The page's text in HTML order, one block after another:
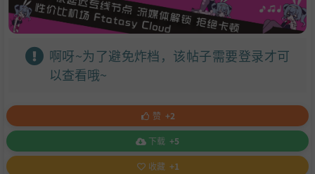
啊呀~为了避免炸档，该帖子需要登录才可
以查看哦~
赞 +2
下载 +5
收藏 +1